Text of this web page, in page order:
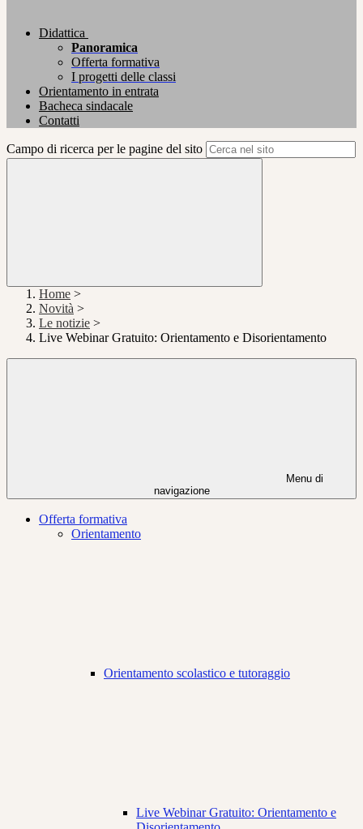
Didattica
Panoramica
Offerta formativa
I progetti delle classi
Orientamento in entrata
Bacheca sindacale
Contatti
Campo di ricerca per le pagine del sito
Home >
Novità >
Le notizie >
Live Webinar Gratuito: Orientamento e Disorientamento
Menu di
navigazione
Offerta formativa
Orientamento
Orientamento scolastico e tutoraggio
Live Webinar Gratuito: Orientamento e